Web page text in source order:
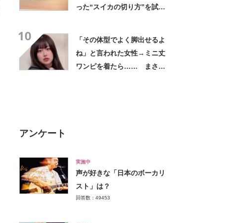
った“スイカの切り方”を試し
10
「その体型でよく脚出せるよ
ね」と言われた女性→ミニ丈
ワンピを着たら…… まさか
アンケート
実施中
声が好きな「日本のボーカリ
スト」は？
回答数：49453